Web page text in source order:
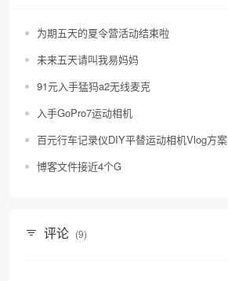
为期五天的夏令营活动结束啦
未来五天请叫我易妈妈
91元入手猛犸a2无线麦克
入手GoPro7运动相机
百元行车记录仪DIY平替运动相机Vlog方案
博客文件接近4个G
评论 (9)